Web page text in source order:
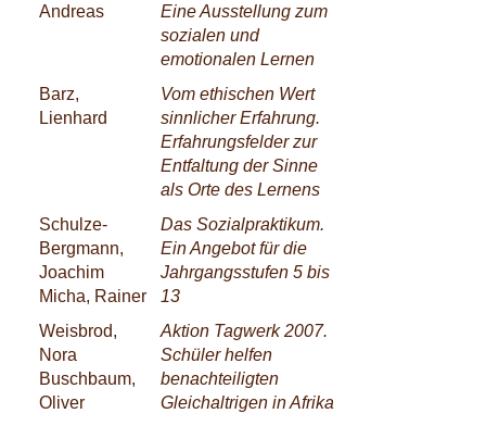
Andreas
Eine Ausstellung zum
sozialen und
emotionalen Lernen
Barz,
Lienhard
Vom ethischen Wert
sinnlicher Erfahrung.
Erfahrungsfelder zur
Entfaltung der Sinne
als Orte des Lernens
Schulze-
Bergmann,
Joachim
Micha, Rainer
Das Sozialpraktikum.
Ein Angebot für die
Jahrgangsstufen 5 bis
13
Weisbrod,
Nora
Buschbaum,
Oliver
Aktion Tagwerk 2007.
Schüler helfen
benachteiligten
Gleichaltrigen in Afrika